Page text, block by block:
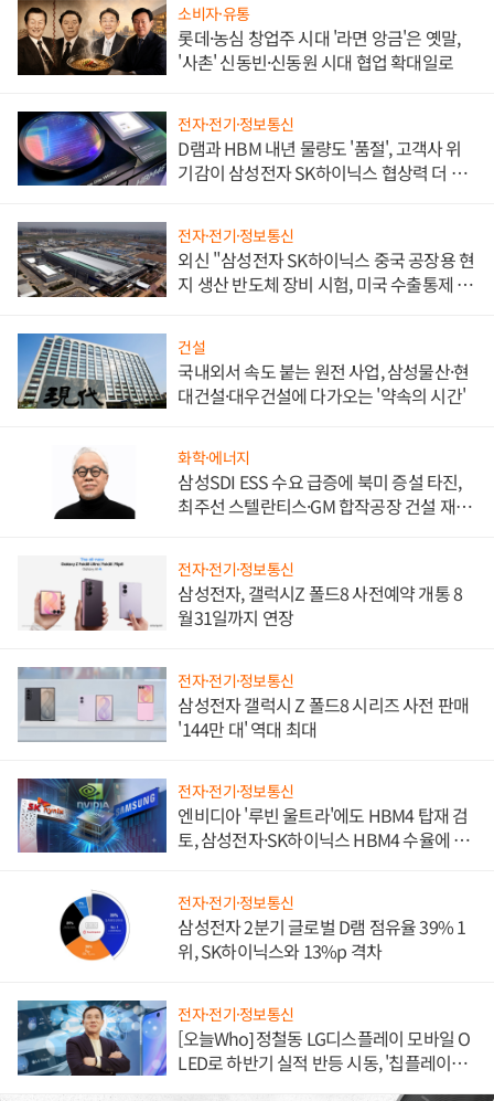
소비자·유통
롯데·농심 창업주 시대 '라면 앙금'은 옛말,
'사촌' 신동빈·신동원 시대 협업 확대일로
전자·전기·정보통신
D램과 HBM 내년 물량도 '품절', 고객사 위
기감이 삼성전자 SK하이닉스 협상력 더 키
전자·전기·정보통신
외신 "삼성전자 SK하이닉스 중국 공장용 현
지 생산 반도체 장비 시험, 미국 수출통제 대
건설
국내외서 속도 붙는 원전 사업, 삼성물산·현
대건설·대우건설에 다가오는 '약속의 시간'
화학·에너지
삼성SDI ESS 수요 급증에 북미 증설 타진,
최주선 스텔란티스·GM 합작공장 건설 재추
전자·전기·정보통신
삼성전자, 갤럭시Z 폴드8 사전예약 개통 8
월31일까지 연장
전자·전기·정보통신
삼성전자 갤럭시 Z 폴드8 시리즈 사전 판매
'144만 대' 역대 최대
전자·전기·정보통신
엔비디아 '루빈 울트라'에도 HBM4 탑재 검
토, 삼성전자·SK하이닉스 HBM4 수율에 주
전자·전기·정보통신
삼성전자 2분기 글로벌 D램 점유율 39% 1
위, SK하이닉스와 13%p 격차
전자·전기·정보통신
[오늘Who] 정철동 LG디스플레이 모바일 O
LED로 하반기 실적 반등 시동, '칩플레이